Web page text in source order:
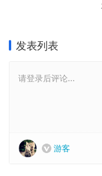
发表列表
请登录后评论...
游客